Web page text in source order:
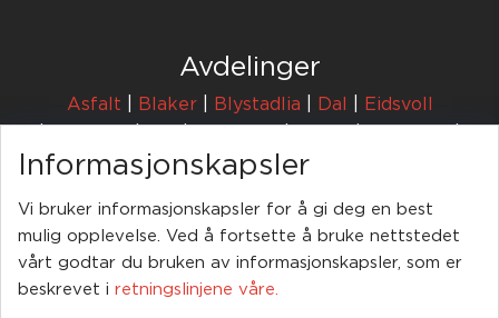
Avdelinger
Asfalt Blaker| Blystadlia Dal
Eidsvoll
Lørenskog|Nittedal| Rælingen
Feiring AS | Postboks 394 | 1471 Lørenskog |
67 91 60 00| post@feiring.no|
Følg oss:
Informasjonskapsler
Vi bruker informasjonskapsler for å gi deg en best
mulig opplevelse. Ved å fortsette å bruke nettstedet
vårt godtar du bruken av informasjonskapsler, som er
beskrevet i retningslinjene våre.